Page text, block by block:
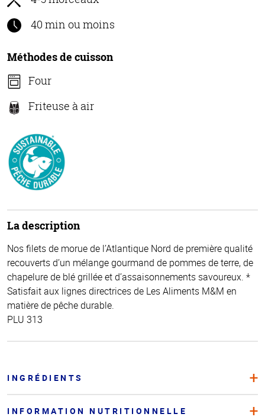
40 min ou moins
Méthodes de cuisson
Four
Friteuse à air
La description
Nos filets de morue de l’Atlantique Nord de première qualité
recouverts d’un mélange gourmand de pommes de terre, de
chapelure de blé grillée et d’assaisonnements savoureux. *
Satisfait aux lignes directrices de Les Aliments M&M en
matière de pêche durable.
PLU 313
INGRÉDIENTS
INFORMATION NUTRITIONNELLE